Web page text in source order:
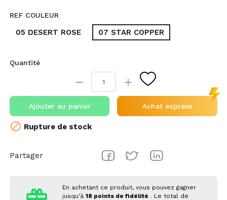
REF COULEUR
05 DESERT ROSE 07 STAR COPPER
Quantité
Ajouter au panier Achat express
 Rupture de stock
Partager
En achetant ce produit, vous pouvez gagner
jusqu'à18 points de fidélité . Le total de